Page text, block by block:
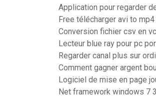
Application pour regarder
Free télécharger avi to
Conversion fichier csv en
Lecteur blue ray pour pc
Regarder canal plus sur
Comment gagner argent
Logiciel de mise en page
Net framework windows 7